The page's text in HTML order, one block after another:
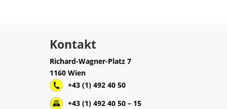
Kontakt
Richard-Wagner-Platz 7
1160 Wien
+43 (1) 492 40 50
+43 (1) 492 40 50 – 15